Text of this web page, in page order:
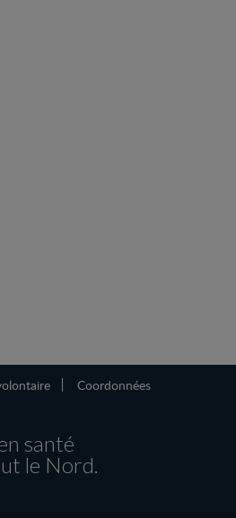
Coordonnées
santé
le Nord.